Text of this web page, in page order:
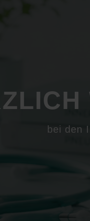
bei den